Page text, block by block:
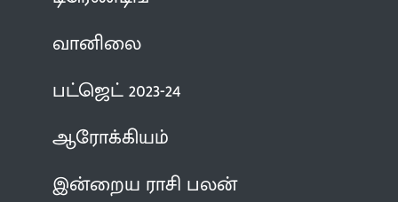
வானிலை
பட்ஜெட் 2023-24
ஆரோக்கியம்
இன்றைய ராசி பலன்